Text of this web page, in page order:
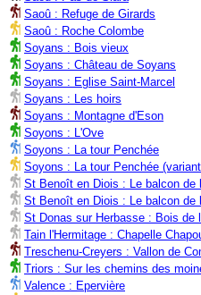
Saoû : Refuge de Girards
Saoû : Roche Colombe
Soyans : Bois vieux
Soyans : Château de Soyans
Soyans : Eglise Saint-Marcel
Soyans : Les hoirs
Soyans : Montagne d'Eson
Soyons : L'Ove
Soyons : La tour Penchée
Soyons : La tour Penchée
St Benoît en Diois : Le balcon de
St Benoît en Diois : Le balcon de
St Donas sur Herbasse : Bois de
Tain l'Hermitage : Chapelle
Treschenu-Creyers : Vallon de
Triors : Sur les chemins des
Valence : Epervière